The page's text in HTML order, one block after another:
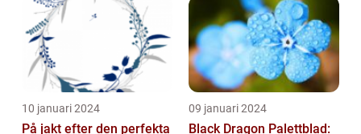
10 januari 2024
På jakt efter den perfekta
09 januari 2024
Black Dragon Palettblad: